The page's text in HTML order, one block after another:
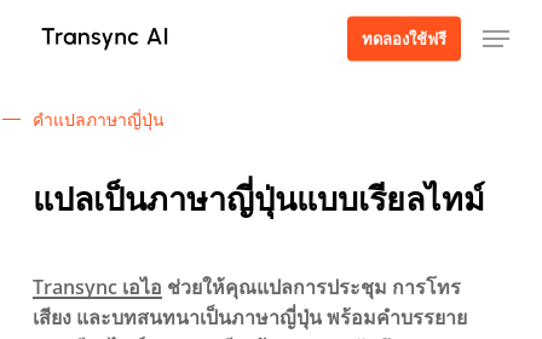
เนื้อหา
ทดลองใช้ฟรี เมนู
คำแปลภาษาญี่ปุ่น
แปลเป็นภาษาญี่ปุ่นแบบเรียลไทม์
Transync เอไอ ช่วยให้คุณแปลการประชุม การโทร
เสียง และบทสนทนาเป็นภาษาญี่ปุ่น พร้อมคำบรรยาย